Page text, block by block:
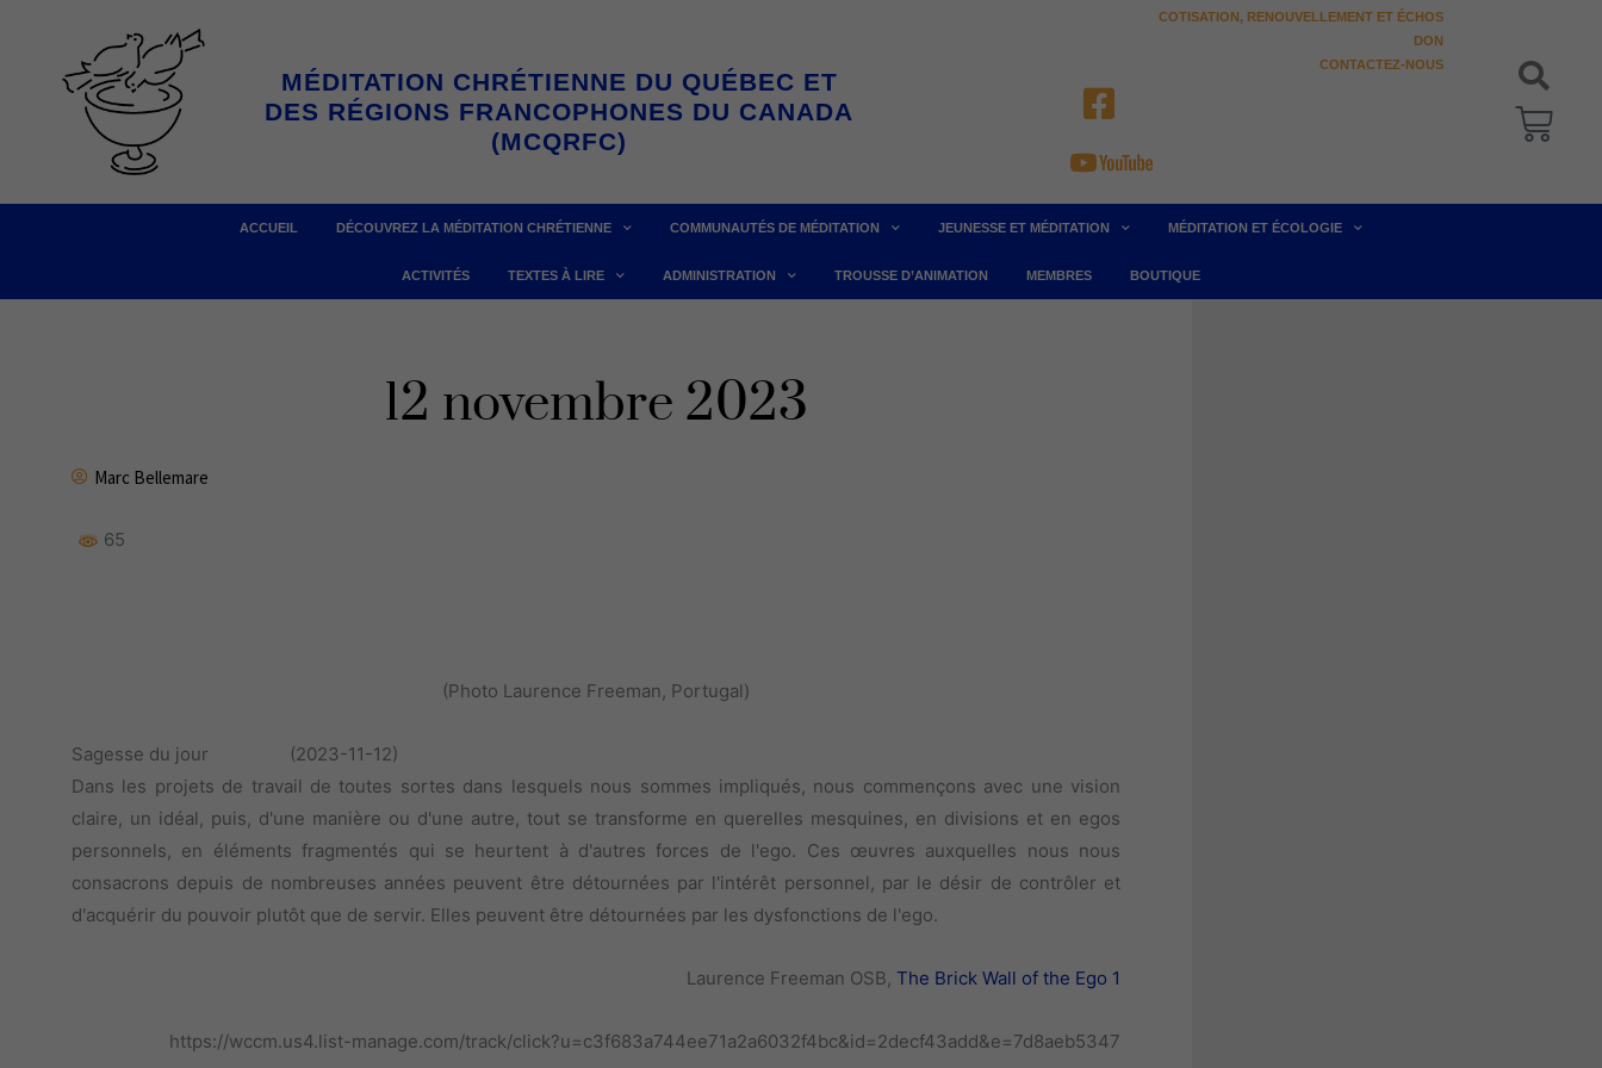
contenu
MÉDITATION CHRÉTIENNE DU QUÉBEC ET
DES RÉGIONS FRANCOPHONES DU CANADA
(MCQRFC)
COTISATION, RENOUVELLEMENT ET ÉCHOS
DON
CONTACTEZ-NOUS
ACCUEIL DÉCOUVREZ LA MÉDITATION CHRÉTIENNE COMMUNAUTÉS DE MÉDITATION JEUNESSE ET MÉDITATION MÉDITATION ET ÉCOLOGIE
ACTIVITÉS TEXTES À LIRE ADMINISTRATION TROUSSE D’ANIMATION MEMBRES BOUTIQUE
12 novembre 2023
Marc Bellemare
65
(Photo Laurence Freeman, Portugal)
Sagesse du jour (2023-11-12)
Dans les projets de travail de toutes sortes dans lesquels nous sommes impliqués, nous commençons avec une vision
claire, un idéal, puis, d'une manière ou d'une autre, tout se transforme en querelles mesquines, en divisions et en egos
personnels, en éléments fragmentés qui se heurtent à d'autres forces de l'ego. Ces œuvres auxquelles nous nous
consacrons depuis de nombreuses années peuvent être détournées par l'intérêt personnel, par le désir de contrôler et
d'acquérir du pouvoir plutôt que de servir. Elles peuvent être détournées par les dysfonctions de l'ego.
Laurence Freeman OSB, The Brick Wall of the Ego 1
https://wccm.us4.list-manage.com/track/click?u=c3f683a744ee71a2a6032f4bc&id=2decf43add&e=7d8aeb5347